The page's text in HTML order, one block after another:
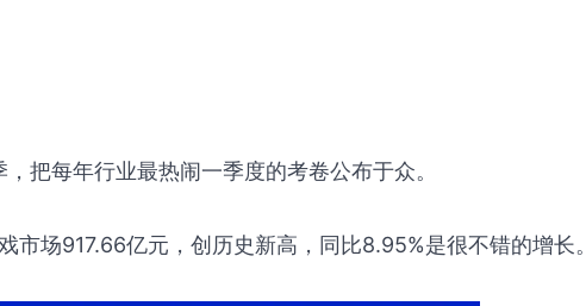
把每年行业最热闹一季度的考卷公布于众。
市场917.66亿元，创历史新高，同比8.95%是很不错的增长。